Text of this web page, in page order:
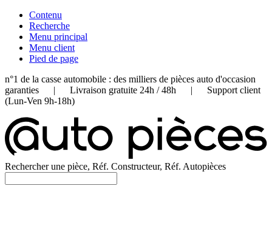
Contenu
Recherche
Menu principal
Menu client
Pied de page
n°1 de la casse automobile : des milliers de pièces auto d'occasion
garanties | Livraison gratuite 24h / 48h | Support client
(Lun-Ven 9h-18h)
Rechercher une pièce, Réf. Constructeur, Réf. Autopièces